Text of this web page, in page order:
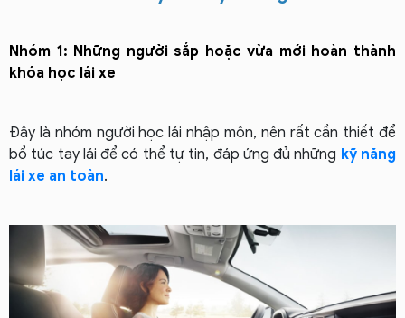
Nhóm 1: Những người sắp hoặc vừa mới hoàn thành
khóa học lái xe
Đây là nhóm người học lái nhập môn, nên rất cần thiết để
bổ túc tay lái để có thể tự tin, đáp ứng đủ những kỹ năng
lái xe an toàn.